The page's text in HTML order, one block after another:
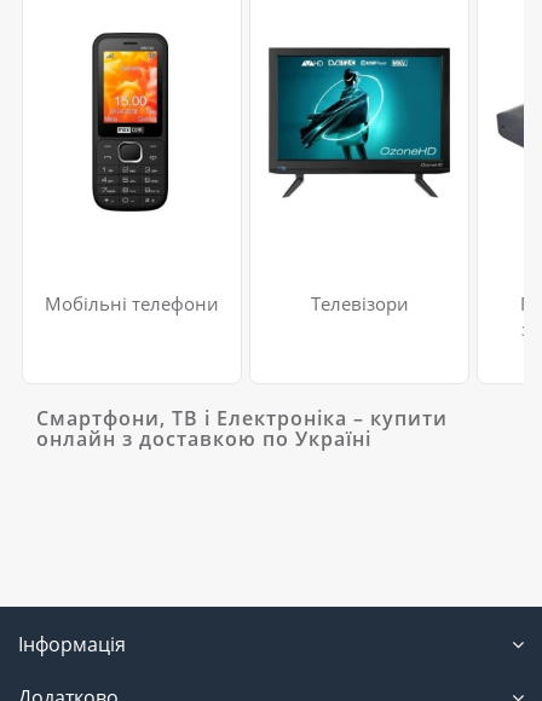
Мобільні телефони Телевізори
Смартфони, ТВ і Електроніка – купити
онлайн з доставкою по Україні
Інформація